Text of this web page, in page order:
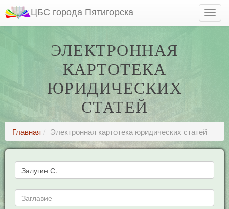
ЦБС города Пятигорска
ЭЛЕКТРОННАЯ
КАРТОТЕКА
ЮРИДИЧЕСКИХ
СТАТЕЙ
Главная Электронная картотека юридических статей